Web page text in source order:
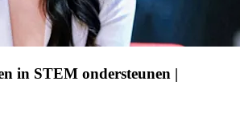
in STEM ondersteunen |